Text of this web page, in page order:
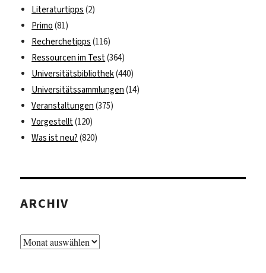
Literaturtipps (2)
Primo (81)
Recherchetipps (116)
Ressourcen im Test(364)
Universitätsbibliothek(440)
Universitätssammlungen (14)
Veranstaltungen (375)
Vorgestellt(120)
Was ist neu? (820)
ARCHIV
Archiv